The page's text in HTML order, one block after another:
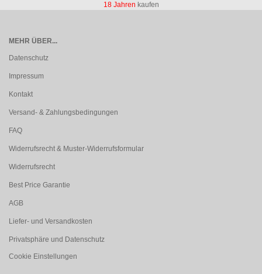
18 Jahren kaufen
MEHR ÜBER...
Datenschutz
Impressum
Kontakt
Versand- & Zahlungsbedingungen
FAQ
Widerrufsrecht & Muster-Widerrufsformular
Widerrufsrecht
Best Price Garantie
AGB
Liefer- und Versandkosten
Privatsphäre und Datenschutz
Cookie Einstellungen